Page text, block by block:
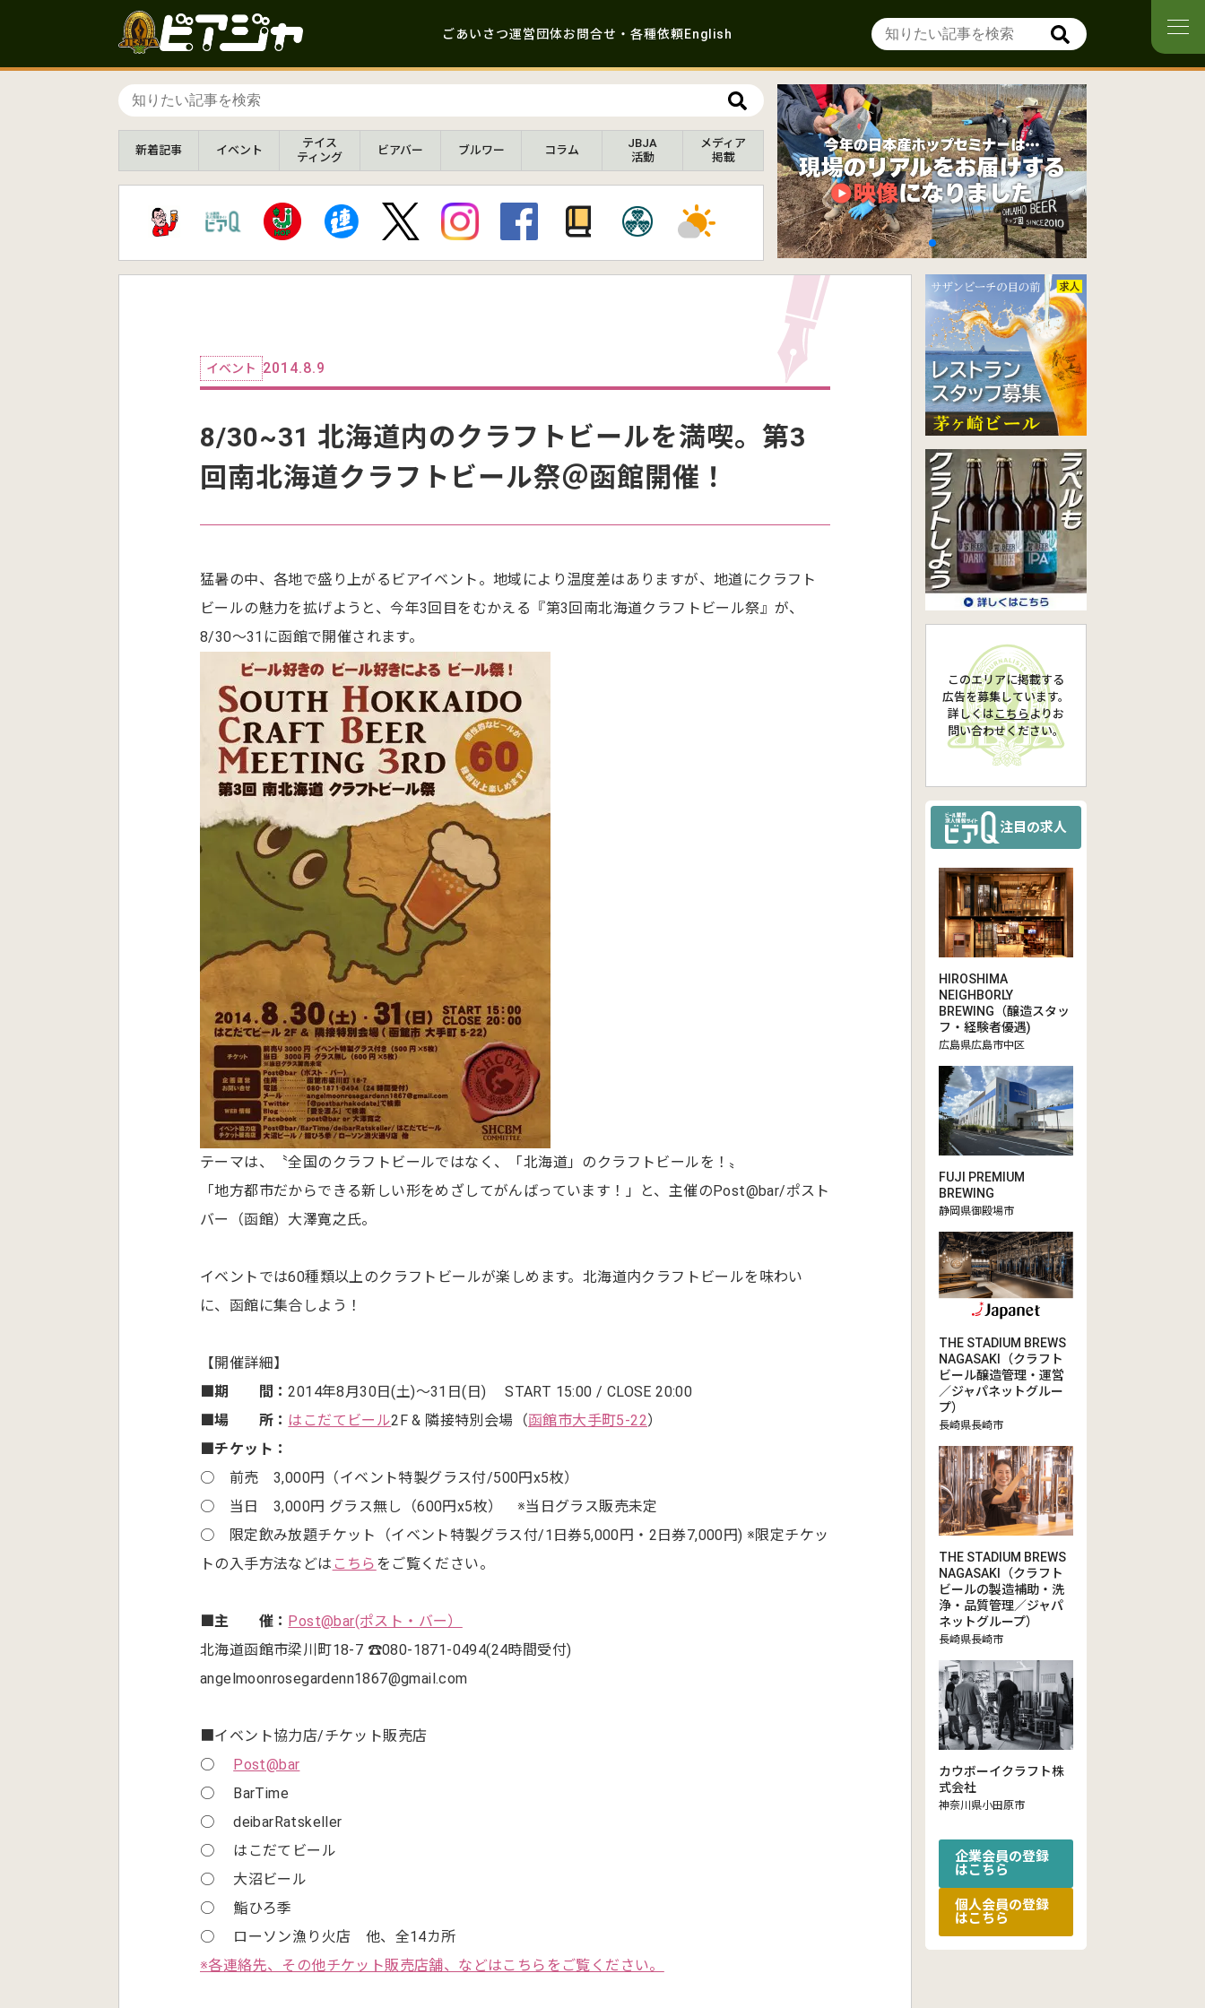
ごあいさつ運営団体お問合せ・各種依頼English
新着記事 イベント
テイス
ティング
ビアバー ブルワー コラム
JBJA
活動
メディア
掲載
イベント 2014.8.9
8/30~31 北海道内のクラフトビールを満喫。第3
回南北海道クラフトビール祭＠函館開催！
猛暑の中、各地で盛り上がるビアイベント。地域により温度差はありますが、地道にクラフト
ビールの魅力を拡げようと、今年3回目をむかえる『第3回南北海道クラフトビール祭』が、
8/30〜31に函館で開催されます。
テーマは、〝全国のクラフトビールではなく、「北海道」のクラフトビールを！〟
「地方都市だからできる新しい形をめざしてがんばっています！」と、主催のPost@bar/ポスト
バー（函館）大澤寛之氏。
イベントでは60種類以上のクラフトビールが楽しめます。北海道内クラフトビールを味わい
に、函館に集合しよう！
【開催詳細】
■期 間：2014年8月30日(土)〜31日(日) START 15:00 / CLOSE 20:00
■場 所： はこだてビール2F & 隣接特別会場（函館市大手町5-22）
■チケット：
○ 前売 3,000円（イベント特製グラス付/500円x5枚）
○ 当日 3,000円 グラス無し（600円x5枚） ※当日グラス販売未定
○ 限定飲み放題チケット（イベント特製グラス付/1日券5,000円・2日券7,000円) ※限定チケッ
トの入手方法などは こちら をご覧ください。
■主 催： Post@bar(ポスト・バー）
北海道函館市梁川町18-7 ☎080-1871-0494(24時間受付)
angelmoonrosegardenn1867@gmail.com
■イベント協力店/チケット販売店
○ Post@bar
○ BarTime
○ deibarRatskeller
○ はこだてビール
○ 大沼ビール
○ 鮨ひろ季
○ ローソン漁り火店 他、全14カ所
※各連絡先、その他チケット販売店舗、などはこちらをご覧ください。
このエリアに掲載する
広告を募集しています。
詳しくは こちらより お
問い合わせください。
注目の求人
HIROSHIMA
NEIGHBORLY
BREWING（醸造スタッ
フ・経験者優遇)
広島県広島市中区
FUJI PREMIUM
BREWING
静岡県御殿場市
THE STADIUM BREWS
NAGASAKI（クラフト
ビール醸造管理・運営
／ジャパネットグルー
プ）
長崎県長崎市
THE STADIUM BREWS
NAGASAKI（クラフト
ビールの製造補助・洗
浄・品質管理／ジャパ
ネットグループ）
長崎県長崎市
カウボーイクラフト株
式会社
神奈川県小田原市
企業会員の登録
はこちら
個人会員の登録
はこちら